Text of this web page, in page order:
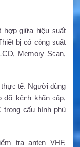
hợp giữa hiệu suất
bị có công suất
Memory Scan,
tế. Người dùng
dõi kênh khẩn cấp,
trong cấu hình phù
tra anten VHF,